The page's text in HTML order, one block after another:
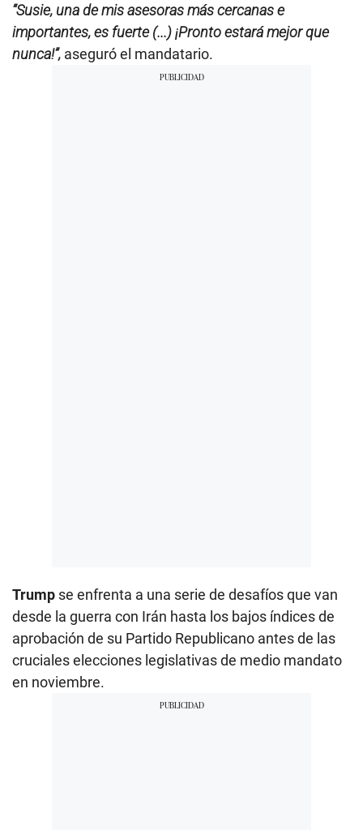
“Susie, una de mis asesoras más cercanas e
importantes, es fuerte (...) ¡Pronto estará mejor que
nunca!”, aseguró el mandatario.
Trump se enfrenta a una serie de desafíos que van
desde la guerra con Irán hasta los bajos índices de
aprobación de su Partido Republicano antes de las
cruciales elecciones legislativas de medio mandato
en noviembre.